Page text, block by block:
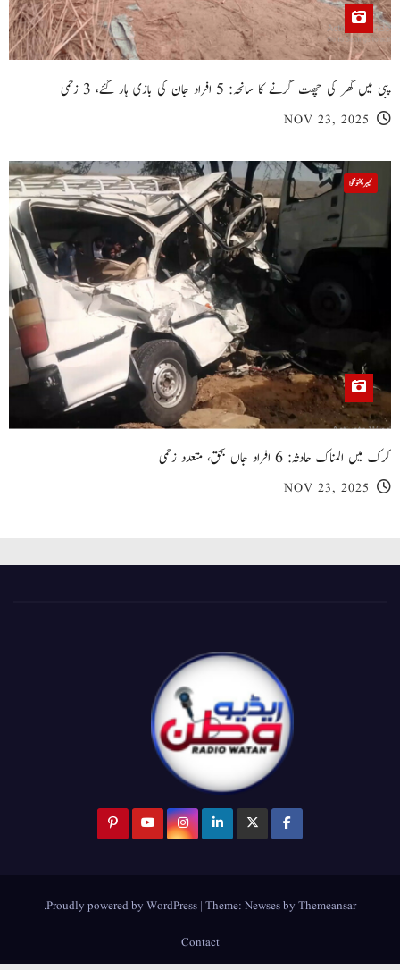
پبی میں گھر کی چھت گرنے کا سانحہ: 5 افراد جان کی بازی ہار گئے، 3 زخمی
NOV 23, 2025
خیبر پختونخوا
کرک میں المناک حادثہ: 6 افراد جاں بحق، متعدد زخمی
NOV 23, 2025
Proudly powered by WordPress |Theme:NewsesbyThemeansar
.
Contact